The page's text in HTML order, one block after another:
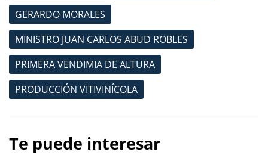
GERARDO MORALES
MINISTRO JUAN CARLOS ABUD ROBLES
PRIMERA VENDIMIA DE ALTURA
PRODUCCIÓN VITIVINÍCOLA
Te puede interesar